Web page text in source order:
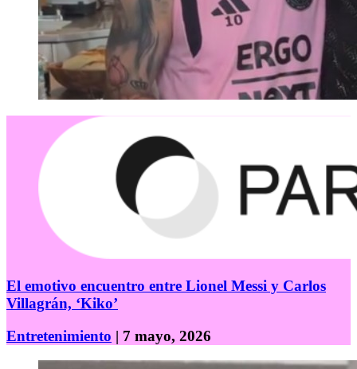
El emotivo encuentro entre Lionel Messi y Carlos
Villagrán, ‘Kiko’
Entretenimiento | 7 mayo, 2026